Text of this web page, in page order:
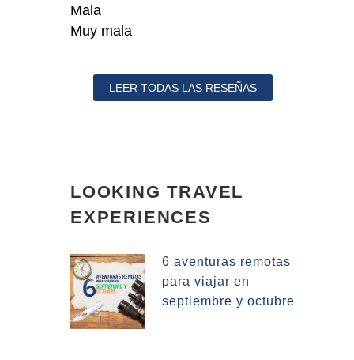
Mala
Muy mala
LEER TODAS LAS RESEÑAS
LOOKING TRAVEL
EXPERIENCES
6 aventuras remotas
para viajar en
septiembre y octubre